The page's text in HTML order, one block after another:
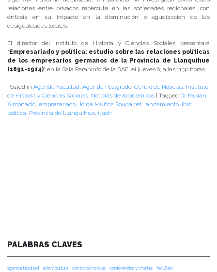
relaciones entre privados repercute en las sociedades regionales, con
énfasis en su impacto en la disminución o agudización de las
desigualdades locales.
El director del Instituto de Historia y Ciencias Sociales presentará
“Empresariado y política: estudio sobre las relaciones políticas
de los empresarios germanos de la Provincia de Llanquihue
(1891-1914)” en la Sala Paraninfo de la DAE, el jueves 6, a las 11:30 horas.
Posted in Agenda Facultad Agenda Postgrado Centro de Noticias Instituto
de Historia y Ciencias Sociales Noticias de Académicos | Tagged Dr. Fabián
Almonacid empresariado Jorge Muñoz Sougarret lanzamiento libro
política Provincia de Llanquihue uach
PALABRAS CLAVES
agenda facultad arte y cultura centro de noticias conferencias y charlas
facultad